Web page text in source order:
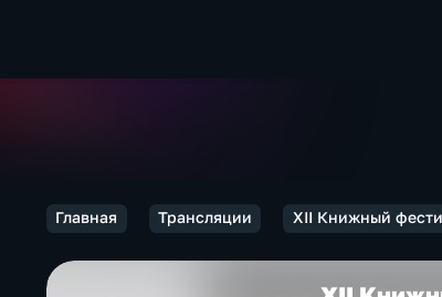
Главная Трансляции XII Книжный